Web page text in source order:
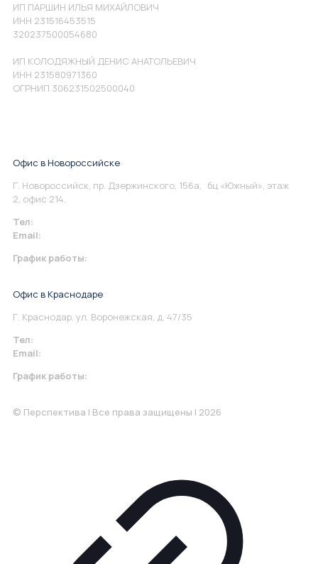
ИП ПАРШИН ИЛЬЯ МИХАЙЛОВИЧ
ИНН 231516453515
320237500054680
ИП КОЛОДЯЖНЫЙ ДЕНИС АНАТОЛЬЕВИЧ
ИНН 231580971360
ОГРНИП 306231502500040
Офис в Новороссийске
Г. Новороссийск, пр. Дзержинского, 156а, бц «Южный», этаж
2, офис 214.
Тел:
Email:
График работы:
Офис в Краснодаре
Г. Краснодар, ул. Воронежская, д. 47/35
Тел:
Email:
График работы:
© Перспектива | Все права защищены | 2026